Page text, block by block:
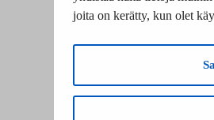
joita on kerätty, kun olet